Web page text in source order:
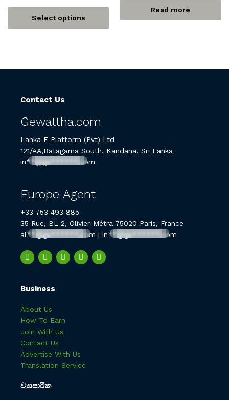
Select options
Read more
Contact Us
Gewattha.com
Lanka E Platform (Pvt) Ltd
121/AA,Batagama South, Kandana, Sri Lanka
in**@ge******.com
Europe Agent
+33 753 493 885
35 Rue, BL 2, Olivier-Métra 75020 Paris, France
al**@ge******.com | in**@ge******.com
Business
About Us
How To Earn
Join With Us
Contact Us
Advertise With Us
Translation Service
ව්‍යාපාරික